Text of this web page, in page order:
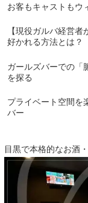
お客もキャストもウ
【現役ガルバ経営
好かれる方法とは？
ガールズバーでの「
を探る
プライベート空間を
バー
目黒で本格的なお酒